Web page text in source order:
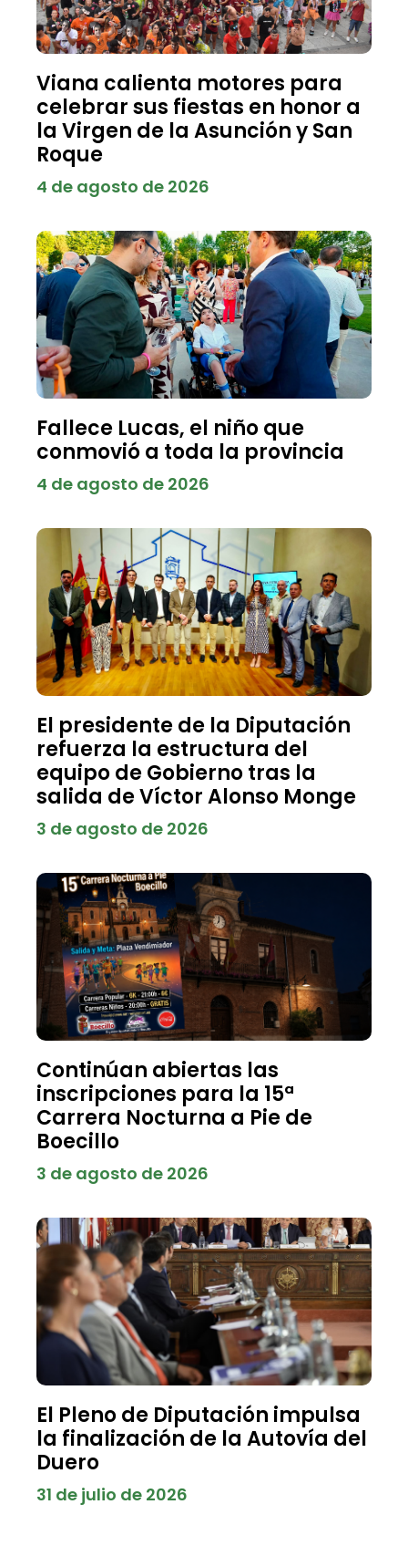
Viana calienta motores para
celebrar sus fiestas en honor a
la Virgen de la Asunción y San
Roque
4 de agosto de 2026
Fallece Lucas, el niño que
conmovió a toda la provincia
4 de agosto de 2026
El presidente de la Diputación
refuerza la estructura del
equipo de Gobierno tras la
salida de Víctor Alonso Monge
3 de agosto de 2026
Continúan abiertas las
inscripciones para la 15ª
Carrera Nocturna a Pie de
Boecillo
3 de agosto de 2026
El Pleno de Diputación impulsa
la finalización de la Autovía del
Duero
31 de julio de 2026